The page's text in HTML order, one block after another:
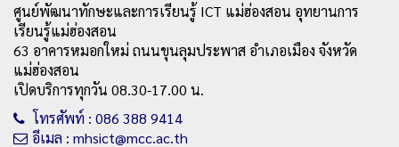
ศูนย์พัฒนาทักษะและการเรียนรู้ ICT แม่ฮ่องสอน อุทยานการ
เรียนรู้แม่ฮ่องสอน
63 อาคารหมอกใหม่ ถนนขุนลุมประพาส อำเภอเมือง จังหวัด
แม่ฮ่องสอน
เปิดบริการทุกวัน 08.30-17.00 น.
โทรศัพท์ : 086 388 9414
อีเมล : mhsict@mcc.ac.th